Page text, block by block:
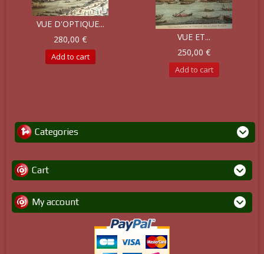
VUE D'OPTIQUE...
280,00 €
Add to cart
VUE ET...
250,00 €
Add to cart
Categories
Cart
My account